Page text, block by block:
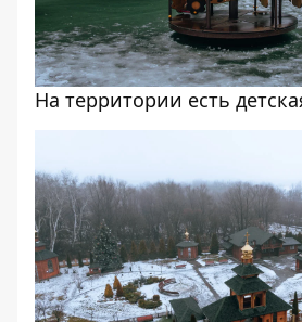
На территории есть